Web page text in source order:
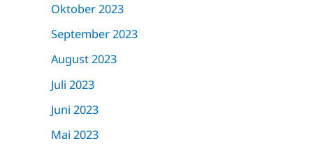
Oktober 2023
September 2023
August 2023
Juli 2023
Juni 2023
Mai 2023